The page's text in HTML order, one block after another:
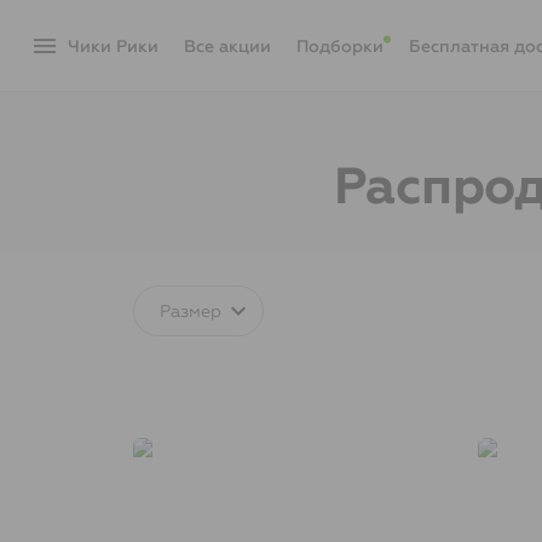
menu Чики Рики акции Подборки Бесплатная
Размер